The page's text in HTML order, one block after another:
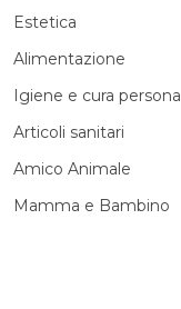
Estetica
Alimentazione
Igiene e cura persona
Articoli sanitari
Amico Animale
Mamma e Bambino